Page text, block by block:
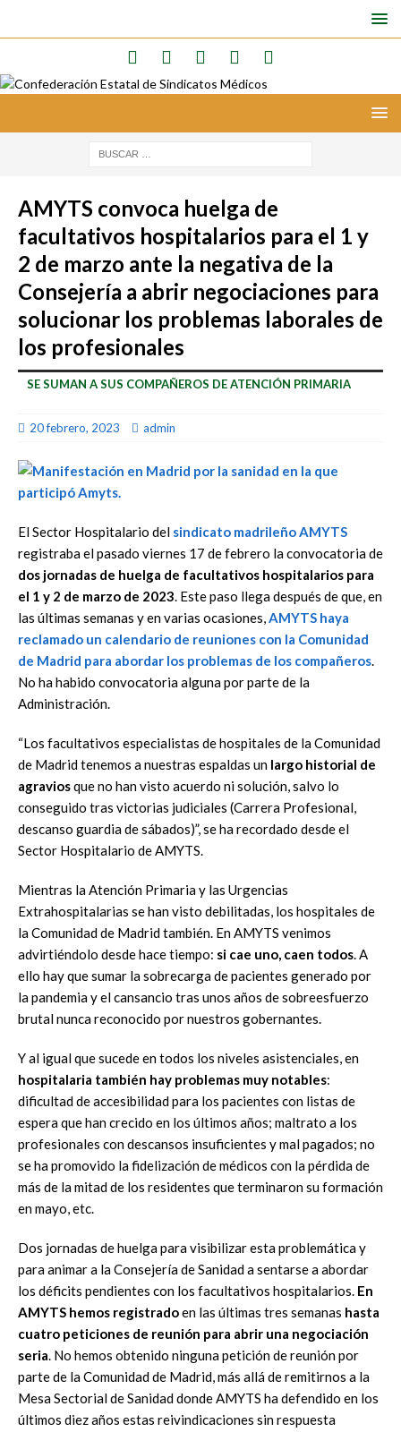
AMYTS convoca huelga de
facultativos hospitalarios para el 1 y
2 de marzo ante la negativa de la
Consejería a abrir negociaciones para
solucionar los problemas laborales de
los profesionales
SE SUMAN A SUS COMPAÑEROS DE ATENCIÓN PRIMARIA
20 febrero, 2023 admin
El Sector Hospitalario del sindicato madrileñoAMYTS
registraba el pasado viernes 17 de febrero la convocatoria de
dos jornadas de huelga de facultativos hospitalarios para
el 1 y 2 de marzo de 2023. Este paso llega después de que, en
las últimas semanas y en varias ocasiones,AMYTS haya
reclamado un calendario de reuniones con la Comunidad
de Madrid para abordar los problemas de los compañeros.
No ha habido convocatoria alguna por parte de la
Administración.
“Los facultativos especialistas de hospitales de la Comunidad
de Madrid tenemos a nuestras espaldas un largo historial de
agraviosque no han visto acuerdo ni solución, salvo lo
conseguido tras victorias judiciales (Carrera Profesional,
descanso guardia de sábados)”, se ha recordado desde el
Sector Hospitalario de AMYTS.
Mientras la Atención Primaria y las Urgencias
Extrahospitalarias se han visto debilitadas, los hospitales de
la Comunidad de Madrid también. En AMYTS venimos
advirtiéndolo desde hace tiempo: si cae uno, caen todos. A
ello hay que sumar la sobrecarga de pacientes generado por
la pandemia y el cansancio tras unos años de sobreesfuerzo
brutal nunca reconocido por nuestros gobernantes.
Y al igual que sucede en todos los niveles asistenciales, en
hospitalaria también hay problemas muy notables:
dificultad de accesibilidad para los pacientes con listas de
espera que han crecido en los últimos años; maltrato a los
profesionales con descansos insuficientes y mal pagados; no
se ha promovido la fidelización de médicos con la pérdida de
más de la mitad de los residentes que terminaron su formación
en mayo, etc.
Dos jornadas de huelga para visibilizar esta problemática y
para animar a la Consejería de Sanidad a sentarse a abordar
los déficits pendientes con los facultativos hospitalarios. En
AMYTS hemos registradoen las últimas tres semanas hasta
cuatro peticiones de reunión para abrir una negociación
seria. No hemos obtenido ninguna petición de reunión por
parte de la Comunidad de Madrid, más allá de remitirnos a la
Mesa Sectorial de Sanidad donde AMYTS ha defendido en los
últimos diez años estas reivindicaciones sin respuesta